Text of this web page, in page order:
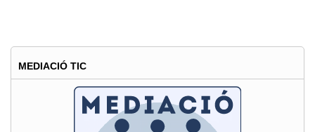
certifica
l’experiència
dels
analistes
en
MEDIACIÓ TIC